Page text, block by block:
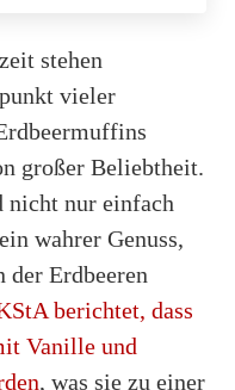
stehen
vieler
großer Beliebtheit.
nicht nur einfach
wahrer Genuss,
der Erdbeeren
berichtet, dass
Vanille und
, was sie zu einer